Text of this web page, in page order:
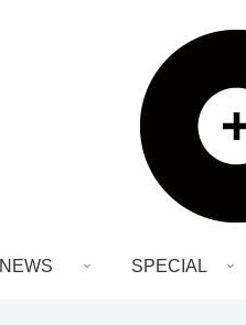
NEWS SPECIAL